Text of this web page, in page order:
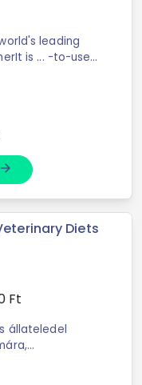
leading
-to-use
of a place. Our
arrow_forward
Diets
Ft
állateledel